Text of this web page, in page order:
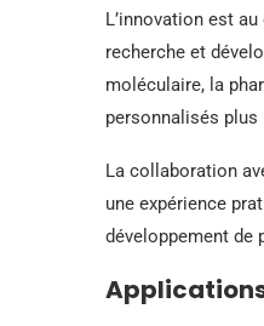
L’innovation est
recherche et
moléculaire, la
personnalisés plus
La collaboration
une expérience
développement de